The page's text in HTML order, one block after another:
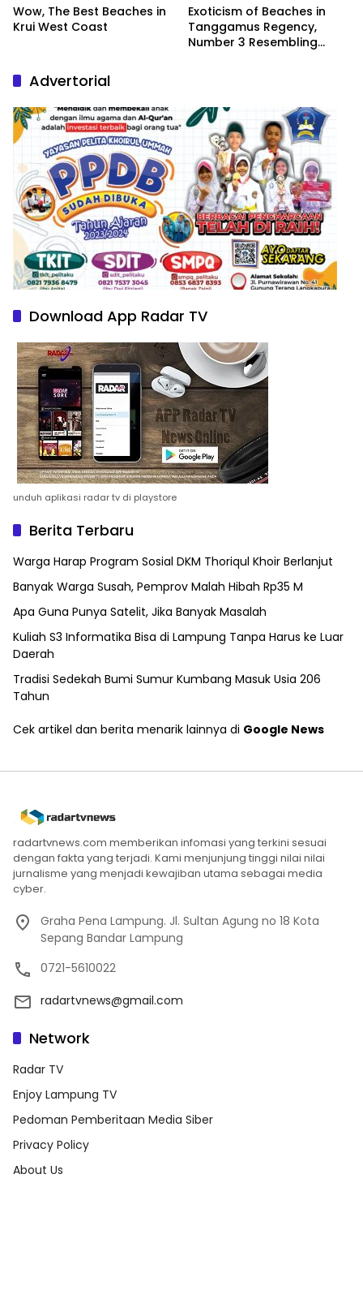
Wow, The Best Beaches in
Krui West Coast
Exoticism of Beaches in
Tanggamus Regency,
Number 3 Resembling
Advertorial
Download App Radar TV
unduh aplikasi radar tv di playstore
Berita Terbaru
Warga Harap Program Sosial DKM Thoriqul Khoir Berlanjut
Banyak Warga Susah, Pemprov Malah Hibah Rp35 M
Apa Guna Punya Satelit, Jika Banyak Masalah
Kuliah S3 Informatika Bisa di Lampung Tanpa Harus ke Luar
Daerah
Tradisi Sedekah Bumi Sumur Kumbang Masuk Usia 206
Tahun
Cek artikel dan berita menarik lainnya di Google News
radartvnews.com memberikan infomasi yang terkini sesuai
dengan fakta yang terjadi. Kami menjunjung tinggi nilai nilai
jurnalisme yang menjadi kewajiban utama sebagai media
cyber.
Graha Pena Lampung. Jl. Sultan Agung no 18 Kota
Sepang Bandar Lampung
0721-5610022
radartvnews@gmail.com
Network
Radar TV
Enjoy Lampung TV
Pedoman Pemberitaan Media Siber
Privacy Policy
About Us